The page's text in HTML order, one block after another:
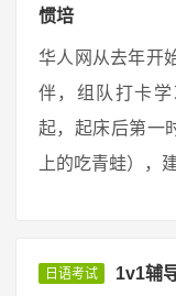
惯培
华人网从去年开
伴，组队打卡
起，起床后第一
上的吃青蛙），
日语考试 1v1辅